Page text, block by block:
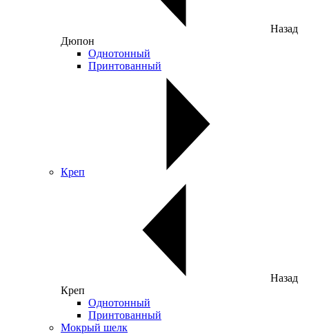
Назад
Дюпон
Однотонный
Принтованный
Креп
Назад
Креп
Однотонный
Принтованный
Мокрый шелк